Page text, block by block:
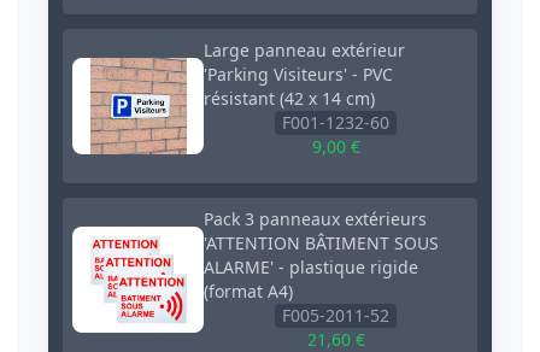
Large panneau extérieur
'Parking Visiteurs' - PVC
résistant (42 x 14 cm)
F001-1232-60
9,00 €
Pack 3 panneaux extérieurs
'ATTENTION BÂTIMENT SOUS
ALARME' - plastique rigide
(format A4)
F005-2011-52
21,60 €